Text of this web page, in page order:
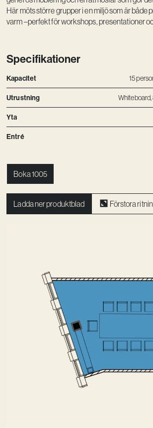
Kreativ utveckling
Vision
Här möts större grupper i en miljö som är både
varm –perfekt för workshops, presentationer
Specifikationer
Kapacitet 15
Utrustning Whiteboard,
Yta
Entré
Boka 1005
Ladda ner produktblad Förstora